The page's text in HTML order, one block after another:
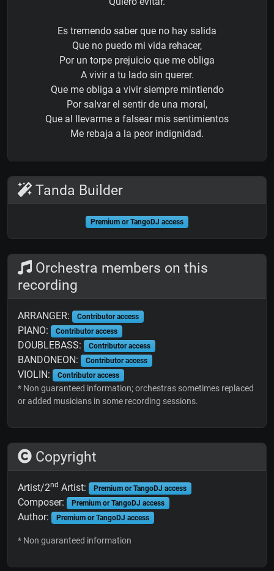
Es tremendo saber que no hay salida
Que no puedo mi vida rehacer,
Por un torpe prejuicio que me obliga
A vivir a tu lado sin querer.
Que me obliga a vivir siempre mintiendo
Por salvar el sentir de una moral,
Que al llevarme a falsear mis sentimientos
Me rebaja a la peor indignidad.
Tanda Builder
Premium or TangoDJ access
Orchestra members on this
recording
ARRANGER: Contributor access
PIANO: Contributor access
DOUBLEBASS: Contributor access
BANDONEON: Contributor access
VIOLIN: Contributor access
* Non guaranteed information; orchestras sometimes replaced
or added musicians in some recording sessions.
Copyright
Artist/2nd Artist: Premium or TangoDJ access
Composer: Premium or TangoDJ access
Author: Premium or TangoDJ access
* Non guaranteed information